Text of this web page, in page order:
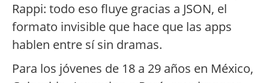
Rappi: todo eso fluye gracias a JSON, el
formato invisible que hace que las apps
hablen entre sí sin dramas.
Para los jóvenes de 18 a 29 años en México,